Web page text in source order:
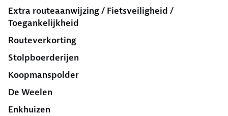
Extra routeaanwijzing / Fietsveiligheid /
Toegankelijkheid
Routeverkorting
Stolpboerderijen
Koopmanspolder
De Weelen
Enkhuizen